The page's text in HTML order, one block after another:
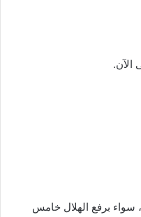
الآن.
سواء برفع الهلال خامس